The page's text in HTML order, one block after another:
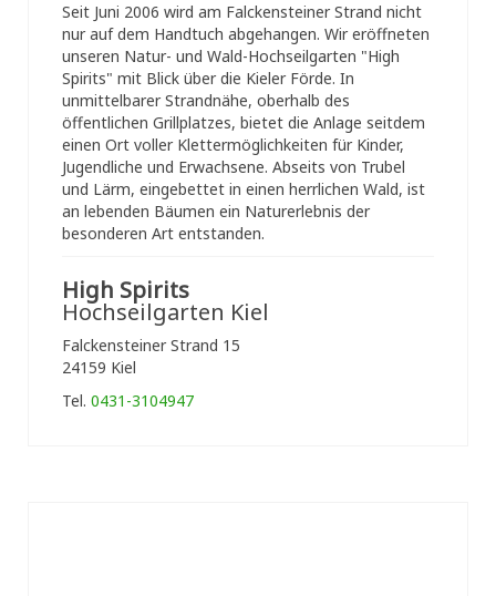
Seit Juni 2006 wird am Falckensteiner Strand nicht
nur auf dem Handtuch abgehangen. Wir eröffneten
unseren Natur- und Wald-Hochseilgarten "High
Spirits" mit Blick über die Kieler Förde. In
unmittelbarer Strandnähe, oberhalb des
öffentlichen Grillplatzes, bietet die Anlage seitdem
einen Ort voller Klettermöglichkeiten für Kinder,
Jugendliche und Erwachsene. Abseits von Trubel
und Lärm, eingebettet in einen herrlichen Wald, ist
an lebenden Bäumen ein Naturerlebnis der
besonderen Art entstanden.
High Spirits
Hochseilgarten Kiel
Falckensteiner Strand 15
24159 Kiel
Tel. 0431-3104947